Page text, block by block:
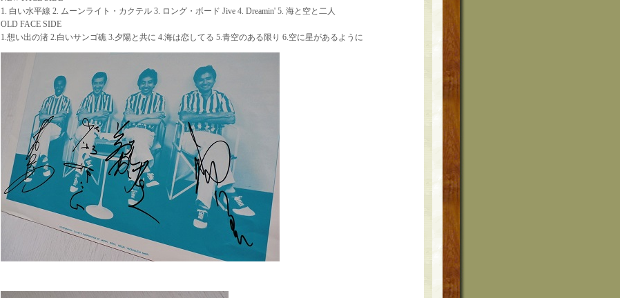
1. 白い水平線 2. ムーンライト・カクテル 3. ロング・ボード Jive 4. Dreamin' 5. 海と空と二人
OLD FACE SIDE
1.想い出の渚 2.白いサンゴ礁 3.夕陽と共に 4.海は恋してる 5.青空のある限り 6.空に星があるように